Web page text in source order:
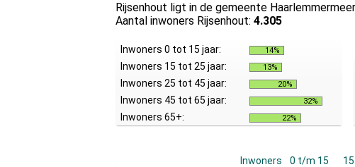
Rijsenhout ligt in de gemeente
Aantal inwoners Rijsenhout: 4.305
Inwoners 0 tot 15 jaar: 14%
Inwoners 15 tot 25 jaar: 13%
Inwoners 25 tot 45 jaar: 20%
Inwoners 45 tot 65 jaar: 32%
Inwoners 65+: 22%
Inwoners 0 t/m 15